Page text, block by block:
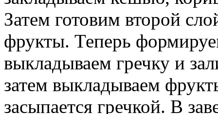
Затем готовим второй
фрукты. Теперь
выкладываем гречку и
затем выкладываем
засыпается гречкой. В